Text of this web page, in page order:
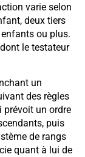
varie selon
deux tiers
ou plus.
le testateur
un
des règles
prévoit un ordre
puis
de rangs
quant à lui de